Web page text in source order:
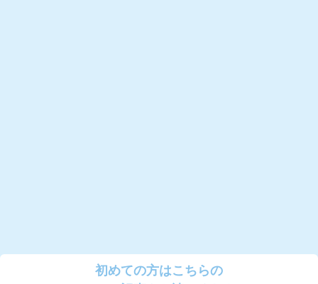
初めての方はこちらの